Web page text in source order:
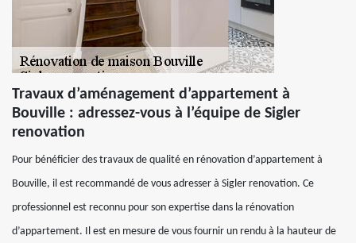
Travaux d’aménagement d’appartement à
Bouville : adressez-vous à l’équipe de Sigler
renovation
Pour bénéficier des travaux de qualité en rénovation d’appartement à
Bouville, il est recommandé de vous adresser à Sigler renovation. Ce
professionnel est reconnu pour son expertise dans la rénovation
d’appartement. Il est en mesure de vous fournir un rendu à la hauteur de